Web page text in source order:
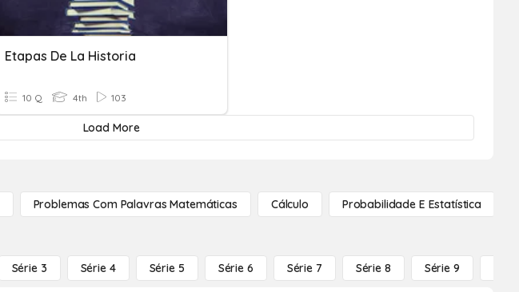
Etapas De La Historia
10 Q 4th 103
Load More
Problemas Com Palavras Matemáticas Cálculo Probabilidade E Estatística
Série 3 Série 4 Série 5 Série 6 Série 7 Série 8 Série 9